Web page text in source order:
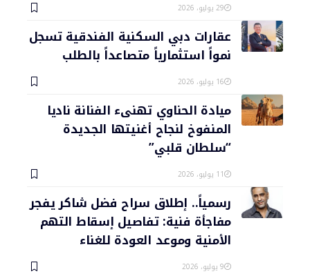
29 يوليو، 2026
عقارات دبي السكنية الفندقية تسجل
نمواً استثمارياً متصاعداً بالطلب
16 يوليو، 2026
ميادة الحناوي تهنىء الفنانة ناديا
المنفوخ لنجاح أغنيتها الجديدة
“سلطان قلبي”
11 يوليو، 2026
رسمياً.. إطلاق سراح فضل شاكر يفجر
مفاجأة فنية: تفاصيل إسقاط التهم
الأمنية وموعد العودة للغناء
9 يوليو، 2026